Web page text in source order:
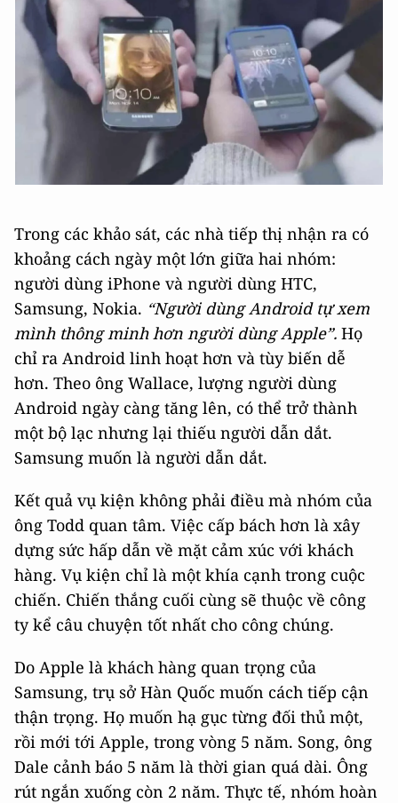
Trong các khảo sát, các nhà tiếp thị nhận ra có
khoảng cách ngày một lớn giữa hai nhóm:
người dùng iPhone và người dùng HTC,
Samsung, Nokia. “Người dùng Android tự xem
mình thông minh hơn người dùng Apple”. Họ
chỉ ra Android linh hoạt hơn và tùy biến dễ
hơn. Theo ông Wallace, lượng người dùng
Android ngày càng tăng lên, có thể trở thành
một bộ lạc nhưng lại thiếu người dẫn dắt.
Samsung muốn là người dẫn dắt.
Kết quả vụ kiện không phải điều mà nhóm của
ông Todd quan tâm. Việc cấp bách hơn là xây
dựng sức hấp dẫn về mặt cảm xúc với khách
hàng. Vụ kiện chỉ là một khía cạnh trong cuộc
chiến. Chiến thắng cuối cùng sẽ thuộc về công
ty kể câu chuyện tốt nhất cho công chúng.
Do Apple là khách hàng quan trọng của
Samsung, trụ sở Hàn Quốc muốn cách tiếp cận
thận trọng. Họ muốn hạ gục từng đối thủ một,
rồi mới tới Apple, trong vòng 5 năm. Song, ông
Dale cảnh báo 5 năm là thời gian quá dài. Ông
rút ngắn xuống còn 2 năm. Thực tế, nhóm hoàn